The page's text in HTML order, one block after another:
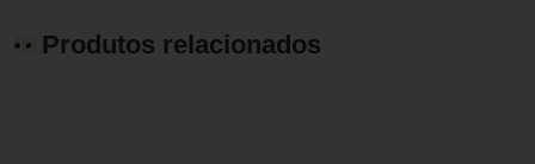
Produtos relacionados